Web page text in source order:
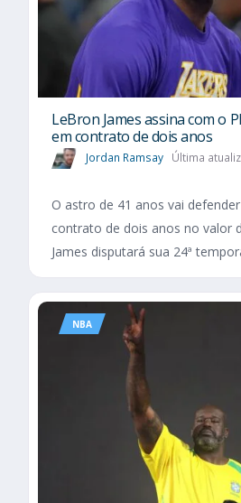
LeBron James assina com o
em contrato de dois anos
Jordan Ramsay Última
O astro de 41 anos vai
contrato de dois anos no valor
James disputará sua 24ª
NBA